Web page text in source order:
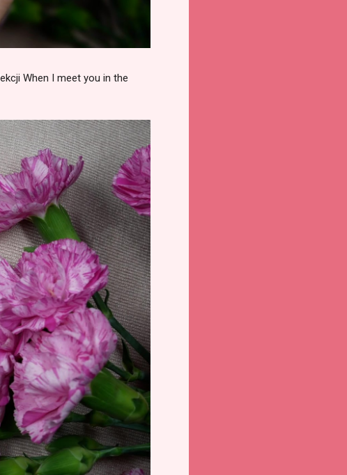
When I meet you in the